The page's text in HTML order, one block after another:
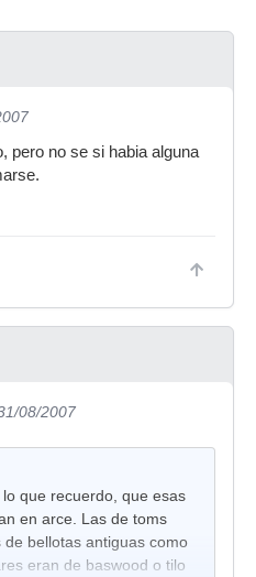
pero no se si habia alguna
08/2007
que recuerdo, que esas
en arce. Las de toms
de bellotas antiguas como
eran de baswood o tilo